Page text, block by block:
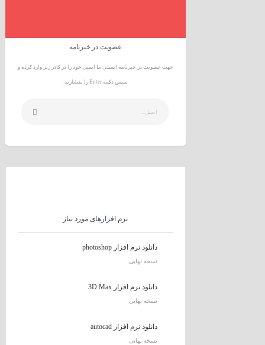
عضویت در خبرنامه
جهت عضویت در خبرنامه ایمیلی ما ایمیل خود را در کادر زیر وارد کرده و
سپس دکمه Enter را بفشارید.
نرم افزارهای مورد نیاز
دانلود نرم افزار photoshop
نسخه نهایی
دانلود نرم افزار 3D Max
نسخه نهایی
دانلود نرم افزار autocad
نسخه نهایی